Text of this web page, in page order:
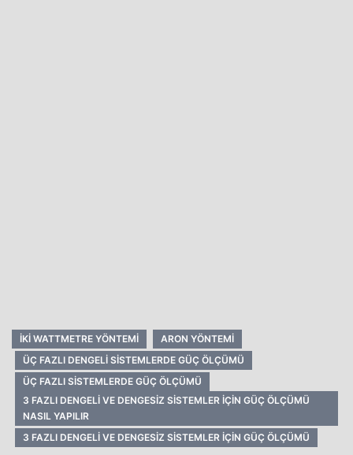
IKI WATTMETRE YÖNTEMI
ARON YÖNTEMI
ÜÇ FAZLI DENGELI SISTEMLERDE GÜÇ ÖLÇÜMÜ
ÜÇ FAZLI SISTEMLERDE GÜÇ ÖLÇÜMÜ
3 FAZLI DENGELI VE DENGESIZ SISTEMLER IÇIN GÜÇ ÖLÇÜMÜ
NASIL YAPILIR
3 FAZLI DENGELI VE DENGESIZ SISTEMLER IÇIN GÜÇ ÖLÇÜMÜ